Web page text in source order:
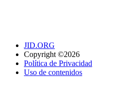
JID.ORG
Copyright ©2026
Política de Privacidad
Uso de contenidos